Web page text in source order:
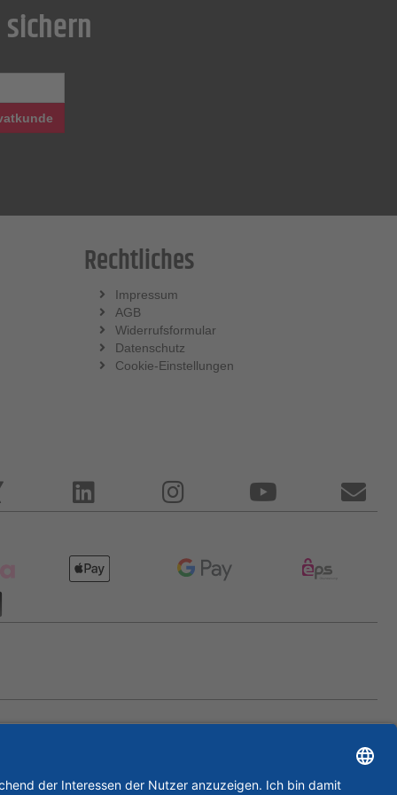
Rechtliches
Impressum
AGB
Widerrufsformular
Datenschutz
Cookie-Einstellungen